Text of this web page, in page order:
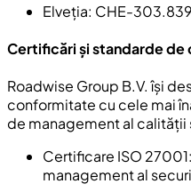
Elveția: CHE-
Certificări și standarde de
Roadwise Group B.V. își
conformitate cu cele mai
de management al calității
Certificare ISO
management al